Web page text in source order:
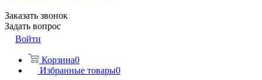
Заказать звонок
Задать вопрос
Войти
Корзина0
Избранные товары0